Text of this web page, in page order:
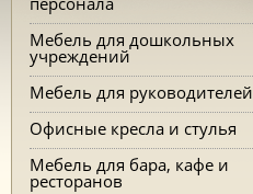
Мебель для дошкольных
учреждений
Мебель для руководителей
Офисные кресла и стулья
Мебель для бара, кафе и
ресторанов